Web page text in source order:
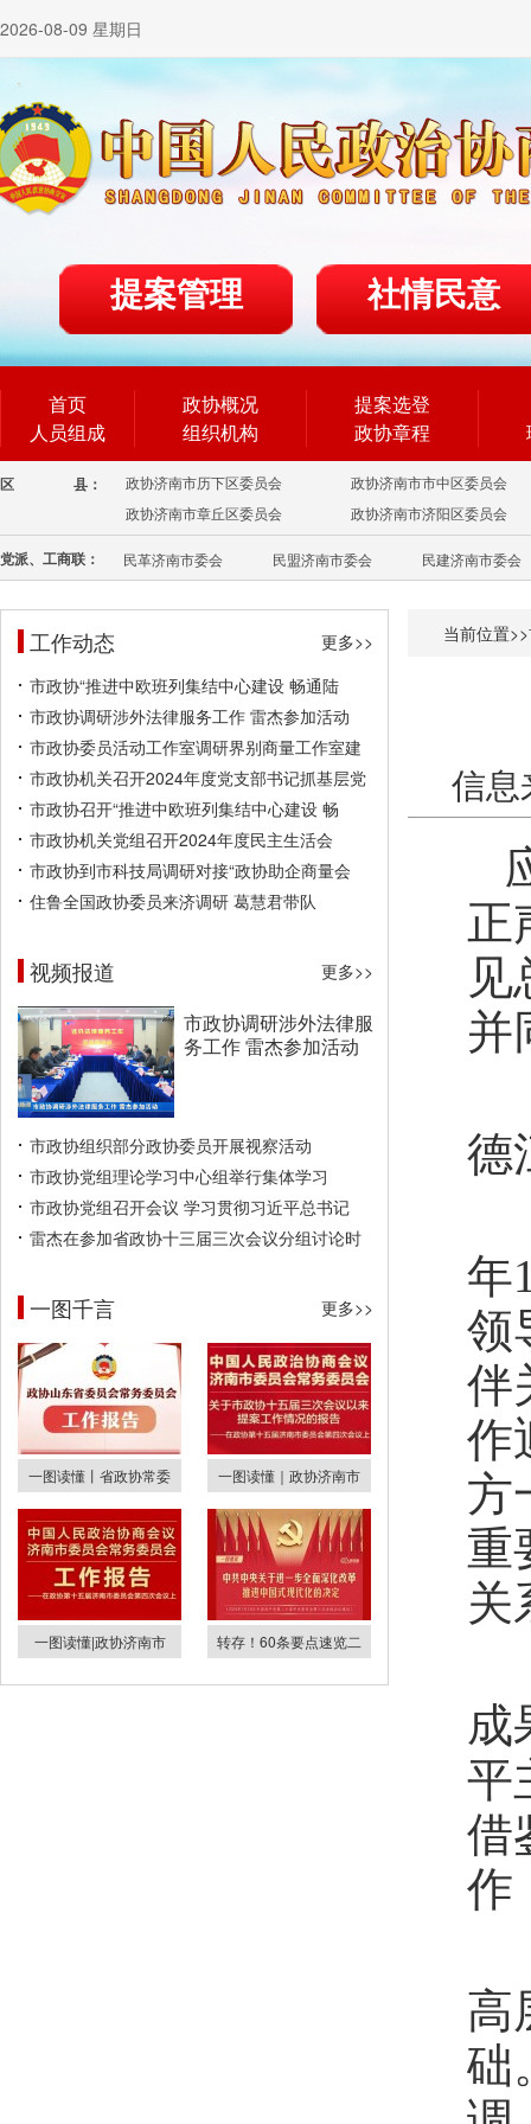
2026-08-09 星期日
提案管理 社情民意
首页
人员组成
政协概况
组织机构
提案选登
政协章程
区 县： 政协济南市历下区委员会
政协济南市市中区委员会
政协济南市章丘区委员会
政协济南市济阳区委员会
党派、工商联： 民革济南市委会 民盟济南市委会 民建济南市委会
工作动态
更多>>
市政协“推进中欧班列集结中心建设 畅通陆
市政协调研涉外法律服务工作 雷杰参加活动
市政协委员活动工作室调研界别商量工作室建
市政协机关召开2024年度党支部书记抓基层党
市政协召开“推进中欧班列集结中心建设 畅
市政协机关党组召开2024年度民主生活会
市政协到市科技局调研对接“政协助企商量会
住鲁全国政协委员来济调研 葛慧君带队
视频报道 更多>>
市政协调研涉外法律服
务工作 雷杰参加活动
市政协组织部分政协委员开展视察活动
市政协党组理论学习中心组举行集体学习
市政协党组召开会议 学习贯彻习近平总书记
雷杰在参加省政协十三届三次会议分组讨论时
一图千言 更多>>
一图读懂丨省政协常委 一图读懂｜政协济南市
一图读懂|政协济南市 转存！60条要点速览二
当前位置>>
信息
正
并
德
年
领
伴
作
方
重
关
成
平
借
作
高
础